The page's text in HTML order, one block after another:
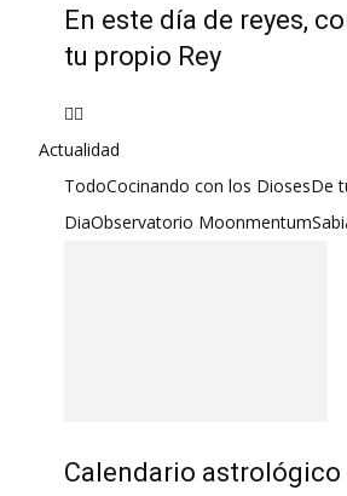
En este día de reyes,
tu propio Rey
Actualidad
TodoCocinando con los DiosesDe
DiaObservatorio Moonmentum
Calendario astrológico